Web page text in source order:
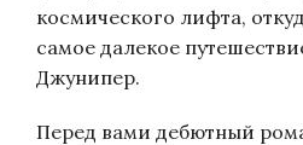
космического лифта,
самое далекое
Джунипер.
Перед вами дебютный